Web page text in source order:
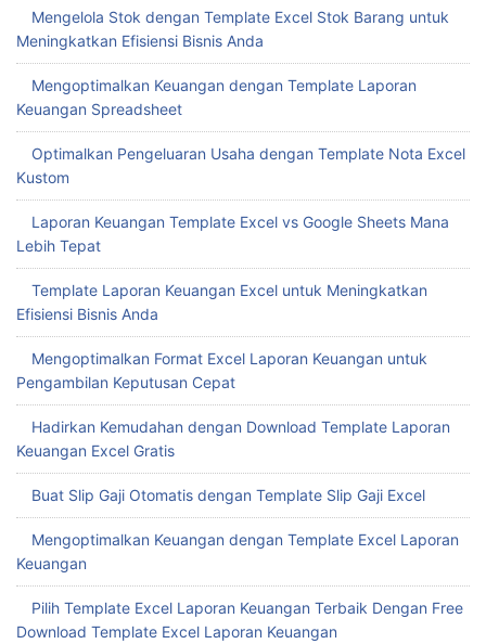
Mengelola Stok dengan Template Excel Stok Barang untuk
Meningkatkan Efisiensi Bisnis Anda
Mengoptimalkan Keuangan dengan Template Laporan
Keuangan Spreadsheet
Optimalkan Pengeluaran Usaha dengan Template Nota Excel
Kustom
Laporan Keuangan Template Excel vs Google Sheets Mana
Lebih Tepat
Template Laporan Keuangan Excel untuk Meningkatkan
Efisiensi Bisnis Anda
Mengoptimalkan Format Excel Laporan Keuangan untuk
Pengambilan Keputusan Cepat
Hadirkan Kemudahan dengan Download Template Laporan
Keuangan Excel Gratis
Buat Slip Gaji Otomatis dengan Template Slip Gaji Excel
Mengoptimalkan Keuangan dengan Template Excel Laporan
Keuangan
Pilih Template Excel Laporan Keuangan Terbaik Dengan Free
Download Template Excel Laporan Keuangan